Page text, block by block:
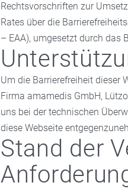
Rechtsvorschriften zur
Rates über die
– EAA), umgesetzt durch das
Um die Barrierefreiheit dieser
Firma amamedis GmbH,
uns bei der technischen
diese Webseite
Stand der